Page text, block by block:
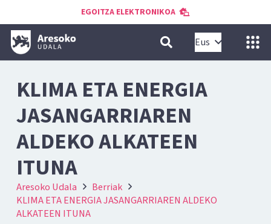
EGOITZA ELEKTRONIKOA
Eus
KLIMA ETA ENERGIA
JASANGARRIAREN
ALDEKO ALKATEEN
ITUNA
Aresoko Udala
Berriak
KLIMA ETA ENERGIA JASANGARRIAREN ALDEKO
ALKATEEN ITUNA